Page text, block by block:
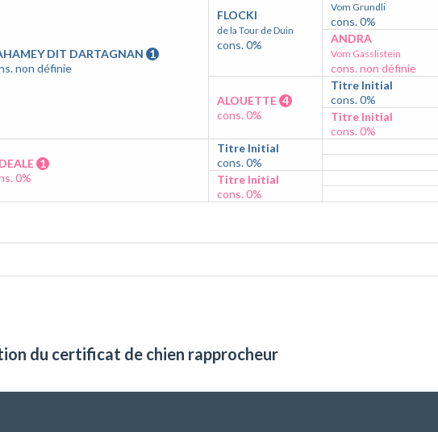
DIT DARTAGNAN 1
non définie
FLOCKI
de la Tour de Duin
cons. 0%
Vom Grundli
cons. 0%
ANDRA
Vom Gasslistein
cons. non définie
ALOUETTE 4
cons. 0%
Titre Initial
cons. 0%
Titre Initial
cons. 0%
1
0%
Titre Initial
cons. 0%
Titre Initial
cons. 0%
du certificat de chien rapprocheur